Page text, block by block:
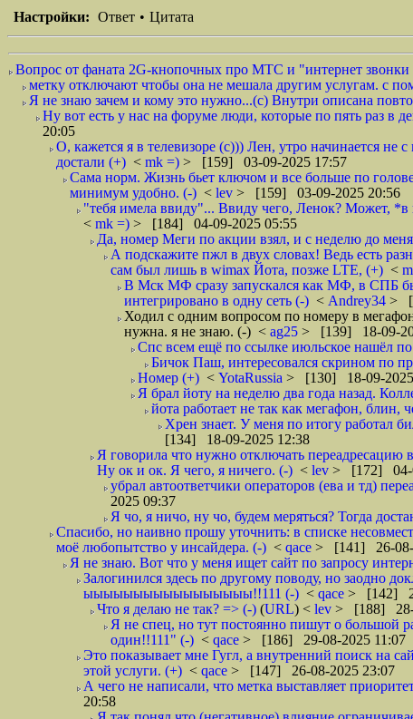
Настройки: Ответ • Цитата
Вопрос от фаната 2G-кнопочных про МТС и "интернет звонки
метку отключают чтобы она не мешала другим услугам. с
Я не знаю зачем и кому это нужно...(с) Внутри описана
Ну вот есть у нас на форуме люди, которые по пять раз в
20:05
О, кажется я в телевизоре (с))) Лен, утро начинается не
достали (+) < mk =) > [159] 03-09-2025 17:57
Сама норм. Жизнь бьет ключом и все больше по
минимум удобно. (-) < lev > [159] 03-09-2025 20:56
"тебя имела ввиду"... Ввиду чего, Ленок? Может, *в
< mk =) > [184] 04-09-2025 05:55
Да, номер Меги по акции взял, и с неделю до
А подскажите пжл в двух словах! Ведь есть
сам был лишь в wimax Йота, позже LTE, (+) <
В Мск МФ сразу запускался как МФ, в СПБ
интегрировано в одну сеть (-) < Andrey34 >
Ходил с одним вопросом по номеру в
нужна. я не знаю. (-) < ag25 > [139] 18-09-
Спс всем ещё по ссылке июльское нашёл
Бичок Паш, интересовался скрином по
Номер (+) < YotaRussia > [130] 18-09-2025
Я брал йоту на неделю два года назад.
йота работает не так как мегафон, блин,
Хрен знает. У меня по итогу работал
[134] 18-09-2025 12:38
Я говорила что нужно отключать переадресацию
Ну ок и ок. Я чего, я ничего. (-) < lev > [172] 04-
убрал автоответчики операторов (ева и тд)
2025 09:37
Я чо, я ничо, ну чо, будем меряться? Тогда
Спасибо, но наивно прошу уточнить: в списке
моё любопытство у инсайдера. (-) < qace > [141] 26-08-
Я не знаю. Вот что у меня ищет сайт по запросу
Залогинился здесь по другому поводу, но заодно
ыыыыыыыыыыыыыыыыы!!111 (-) < qace > [142]
Что я делаю не так? => (-) (URL) < lev > [188] 28-
Я не спец, но тут постоянно пишут о большой
один!!111" (-) < qace > [186] 29-08-2025 11:07
Это показывает мне Гугл, а внутренний поиск на
этой услуги. (+) < qace > [147] 26-08-2025 23:07
А чего не написали, что метка выставляет
20:58